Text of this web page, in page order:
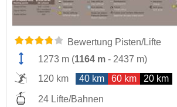
Bewertung Pisten/Lifte
1273 m (1164 m - 2437 m)
120 km
40 km 60 km 20 km
24 Lifte/Bahnen